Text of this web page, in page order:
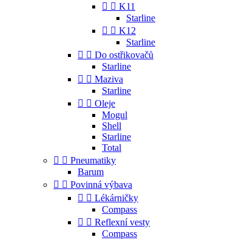
  K11
Starline
  K12
Starline
  Do ostřikovačů
Starline
  Maziva
Starline
  Oleje
Mogul
Shell
Starline
Total
  Pneumatiky
Barum
  Povinná výbava
  Lékárničky
Compass
  Reflexní vesty
Compass